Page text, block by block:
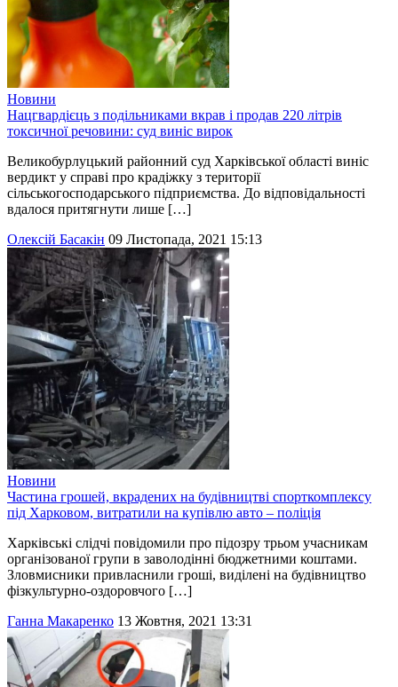
Новини
Нацгвардієць з подільниками вкрав і продав 220 літрів
токсичної речовини: суд виніс вирок
Великобурлуцький районний суд Харківської області виніс
вердикт у справі про крадіжку з території
сільськогосподарського підприємства. До відповідальності
вдалося притягнути лише […]
Олексій Басакін 09 Листопада, 2021 15:13
Новини
Частина грошей, вкрадених на будівництві спорткомплексу
під Харковом, витратили на купівлю авто – поліція
Харківські слідчі повідомили про підозру трьом учасникам
організованої групи в заволодінні бюджетними коштами.
Зловмисники привласнили гроші, виділені на будівництво
фізкультурно-оздоровчого […]
Ганна Макаренко 13 Жовтня, 2021 13:31